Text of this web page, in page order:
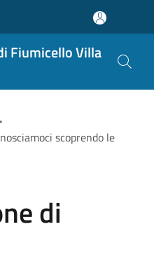
Fiumicello Villa
scoprendo le
di